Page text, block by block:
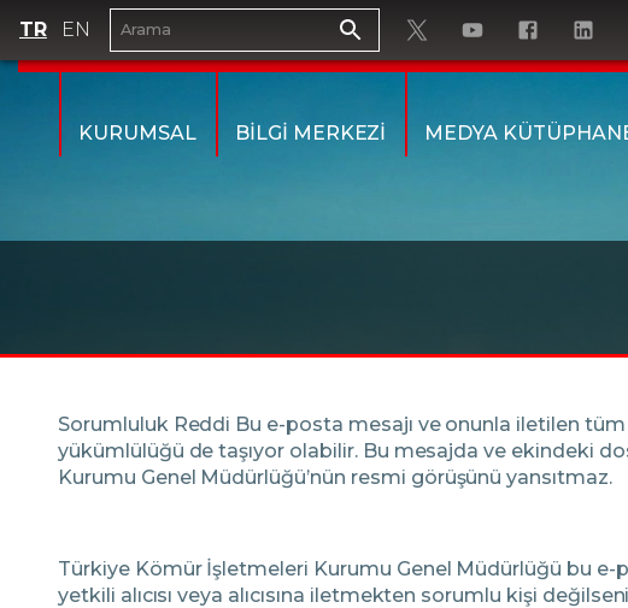
Sorumluluk Reddi Bu e-posta mesajı ve onunla iletilen
yükümlülüğü de taşıyor olabilir. Bu mesajda ve ekindeki
Kurumu Genel Müdürlüğü’nün resmi görüşünü yansıtmaz.
Türkiye Kömür İşletmeleri Kurumu Genel Müdürlüğü bu e-
yetkili alıcısı veya alıcısına iletmekten sorumlu kişi
TR EN
KURUMSAL BİLGİ MERKEZİ MEDYA